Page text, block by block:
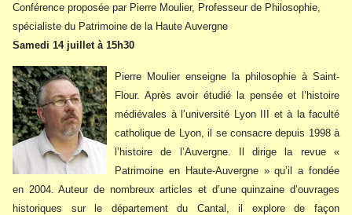
Conférence proposée par Pierre Moulier, Professeur de Philosophie,
spécialiste du Patrimoine de la Haute Auvergne
Samedi 14 juillet à 15h30
Pierre Moulier enseigne la philosophie à Saint-
Flour. Après avoir étudié la pensée et l’histoire
médiévales à l’université Lyon III et à la faculté
catholique de Lyon, il se consacre depuis 1998 à
l’histoire de l’Auvergne. Il dirige la revue «
Patrimoine en Haute-Auvergne » qu’il a fondée
en 2004. Auteur de nombreux articles et d’une quinzaine d’ouvrages
historiques sur le département du Cantal, il explore de façon